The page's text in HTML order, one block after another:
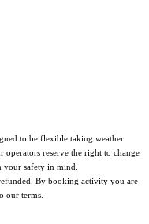
to be flexible taking weather
reserve the right to change
safety in mind.
By booking activity you are
our terms.